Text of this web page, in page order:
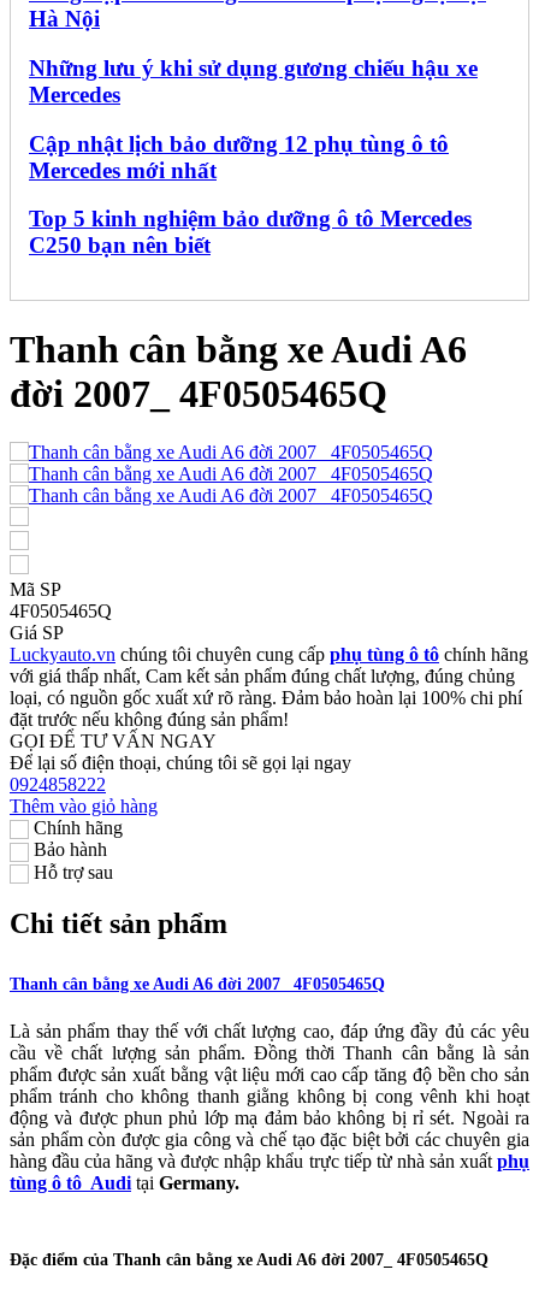
Hà Nội
Những lưu ý khi sử dụng gương chiếu hậu xe
Mercedes
Cập nhật lịch bảo dưỡng 12 phụ tùng ô tô
Mercedes mới nhất
Top 5 kinh nghiệm bảo dưỡng ô tô Mercedes
C250 bạn nên biết
Thanh cân bằng xe Audi A6
đời 2007_ 4F0505465Q
Mã SP
4F0505465Q
Giá SP
Luckyauto.vn chúng tôi chuyên cung cấp phụ tùng ô tô chính hãng
với giá thấp nhất, Cam kết sản phẩm đúng chất lượng, đúng chủng
loại, có nguồn gốc xuất xứ rõ ràng. Đảm bảo hoàn lại 100% chi phí
đặt trước nếu không đúng sản phẩm!
GỌI ĐỂ TƯ VẤN NGAY
Để lại số điện thoại, chúng tôi sẽ gọi lại ngay
0924858222
Thêm vào giỏ hàng
Chính hãng
Bảo hành
Hỗ trợ sau
Chi tiết sản phẩm
Thanh cân bằng xe Audi A6 đời 2007_ 4F0505465Q
Là sản phẩm thay thế với chất lượng cao, đáp ứng đầy đủ các yêu
cầu về chất lượng sản phẩm. Đồng thời Thanh cân bằng là sản
phẩm được sản xuất bằng vật liệu mới cao cấp tăng độ bền cho sản
phẩm tránh cho không thanh giằng không bị cong vênh khi hoạt
động và được phun phủ lớp mạ đảm bảo không bị rỉ sét. Ngoài ra
sản phẩm còn được gia công và chế tạo đặc biệt bởi các chuyên gia
hàng đầu của hãng và được nhập khẩu trực tiếp từ nhà sản xuất phụ
tùng ô tô Audi tại Germany.
​Đặc điểm của Thanh cân bằng xe Audi A6 đời 2007_ 4F0505465Q